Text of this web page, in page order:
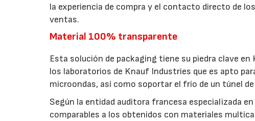
la experiencia de compra y el contacto directo de
ventas.
Material 100% transparente
Esta solución de packaging tiene su piedra clave
los laboratorios de Knauf Industries que es apto
microondas, así como soportar el frío de un túnel
Según la entidad auditora francesa especializada
comparables a los obtenidos con materiales